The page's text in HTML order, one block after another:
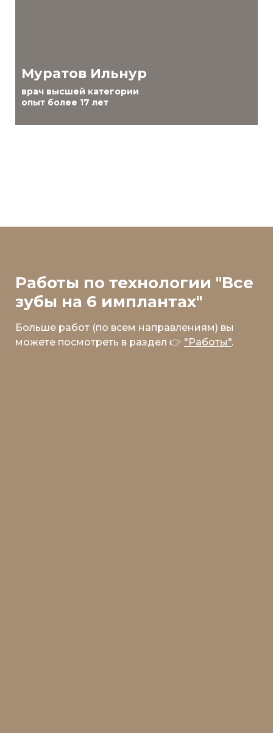
Муратов Ильнур
врач высшей категории
опыт более 17 лет
Работы по технологии "Все
зубы на 6 имплантах"
Больше работ (по всем направлениям) вы
можете посмотреть в раздел 👉 "Работы".